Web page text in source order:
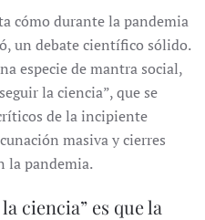
cómo durante la pandemia
un debate científico sólido.
especie de mantra social,
la ciencia”, que se
de la incipiente
masiva y cierres
la pandemia.
ciencia” es que la